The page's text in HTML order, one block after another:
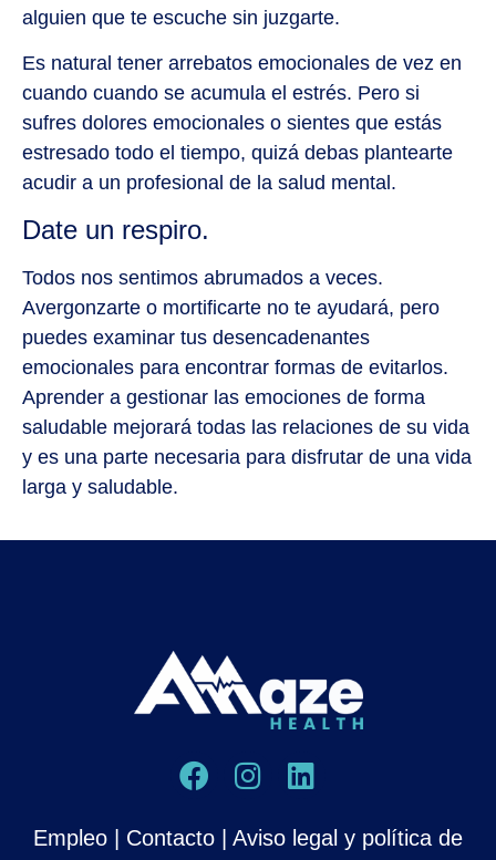
alguien que te escuche sin juzgarte.
Es natural tener arrebatos emocionales de vez en
cuando cuando se acumula el estrés. Pero si
sufres dolores emocionales o sientes que estás
estresado todo el tiempo, quizá debas plantearte
acudir a un profesional de la salud mental.
Date un respiro.
Todos nos sentimos abrumados a veces.
Avergonzarte o mortificarte no te ayudará, pero
puedes examinar tus desencadenantes
emocionales para encontrar formas de evitarlos.
Aprender a gestionar las emociones de forma
saludable mejorará todas las relaciones de su vida
y es una parte necesaria para disfrutar de una vida
larga y saludable.
Empleo Contacto
Aviso legal y política de